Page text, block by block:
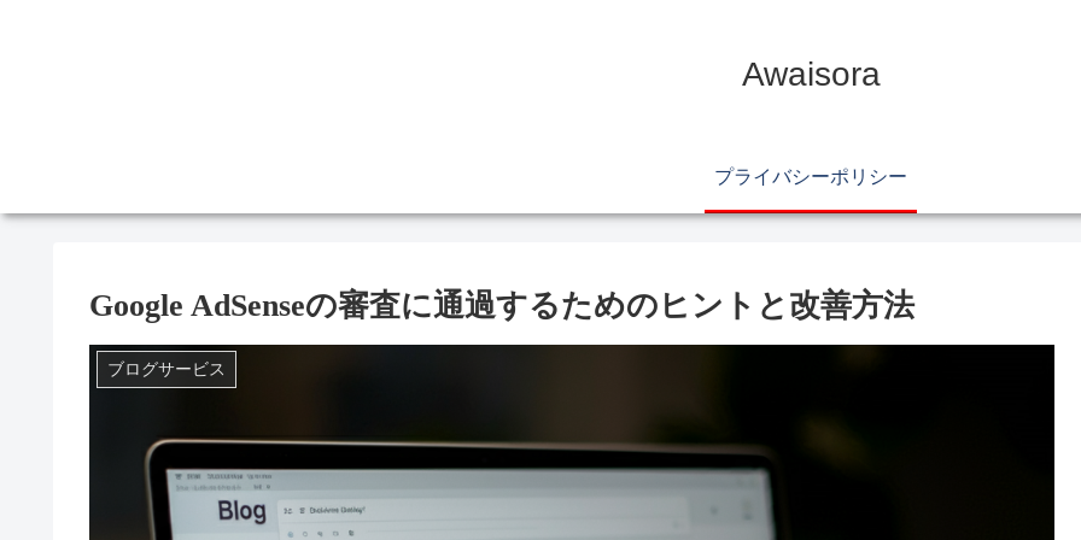
Awaisora
プライバシーポリシー
Google AdSenseの審査に通過するためのヒントと改善方法
ブログサービス